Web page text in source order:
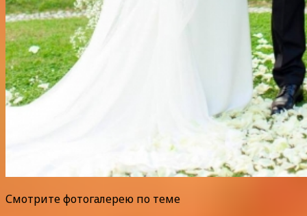
Смотрите фотогалерею по теме